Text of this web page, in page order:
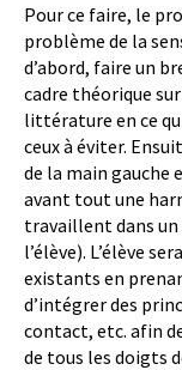
Pour ce faire, le
problème de la
d’abord, faire un
cadre théorique
littérature en ce
ceux à éviter.
de la main gauche
avant tout une
travaillent dans
l’élève). L’élève
existants en
d’intégrer des
contact, etc. afin
de tous les doigts